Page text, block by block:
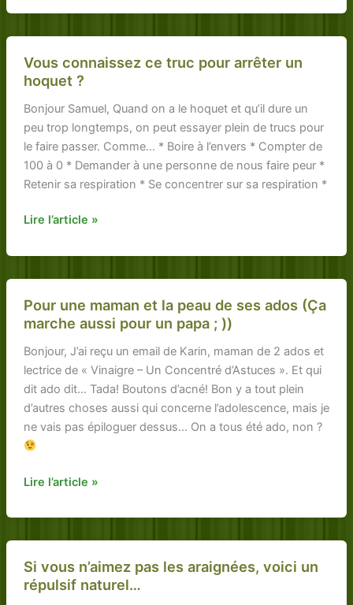
blanc
pour
les
vitres
après
le
passage
des
gentils
Vous connaissez ce truc pour arrêter un
hoquet ?
Bonjour Samuel, Quand on a le hoquet et qu’il dure un
peu trop longtemps, on peut essayer plein de trucs pour
le faire passer. Comme… * Boire à l’envers * Compter de
100 à 0 * Demander à une personne de nous faire peur *
Retenir sa respiration * Se concentrer sur sa respiration *
Vous
ce
truc
arrêter
un
hoquet
?
Lire l’article »
Pour une maman et la peau de ses ados (Ça
marche aussi pour un papa ; ))
Bonjour, J’ai reçu un email de Karin, maman de 2 ados et
lectrice de « Vinaigre – Un Concentré d’Astuces ». Et qui
dit ado dit… Tada! Boutons d’acné! Bon y a tout plein
d’autres choses aussi qui concerne l’adolescence, mais je
ne vais pas épiloguer dessus… On a tous été ado, non ?
Pour
maman
et
peau
de
Lire l’article »
Si vous n’aimez pas les araignées, voici un
répulsif naturel…